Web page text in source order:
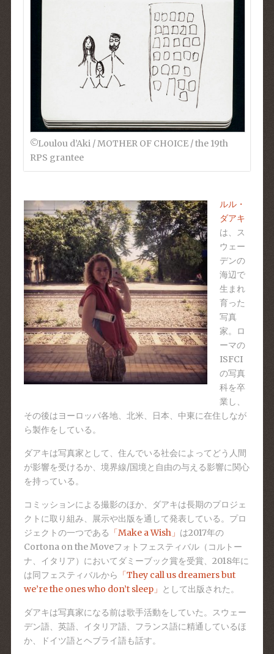
©︎Loulou d’Aki / MOTHER OF CHOICE / the 19th
RPS grantee
ルル・
ダアキ
は、ス
ウェー
デンの
海辺で
生まれ
育った
写真
家。ロ
ーマの
ISFCI
の写真
科を卒
業し、
その後はヨーロッパ各地、北米、日本、中東に在住しなが
ら製作をしている。
ダアキは写真家として、住んでいる社会によってどう人間
が影響を受けるか、境界線/国境と自由の与える影響に関心
を持っている。
コミッションによる撮影のほか、ダアキは長期のプロジェ
クトに取り組み、展示や出版を通して発表している。プロ
ジェクトの一つである 「Make a Wish」 は2017年の
Cortona on the Moveフォトフェスティバル（コルトー
ナ、イタリア）においてダミーブック賞を受賞、2018年に
は同フェスティバルから 「They call us dreamers but
we’re the ones who don’t sleep」 として出版された。
ダアキは写真家になる前は歌手活動をしていた。スウェー
デン語、英語、イタリア語、フランス語に精通しているほ
か、ドイツ語とヘブライ語も話す。